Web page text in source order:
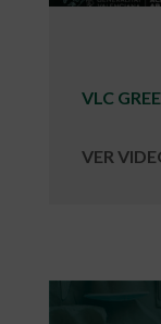
VLC
VER